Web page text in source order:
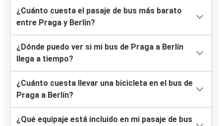
¿Cuánto cuesta el pasaje de bus más barato
entre Praga y Berlín?
¿Dónde puedo ver si mi bus de Praga a Berlín
llega a tiempo?
¿Cuánto cuesta llevar una bicicleta en el bus de
Praga a Berlín?
¿Qué equipaje está incluido en mi pasaje de bus